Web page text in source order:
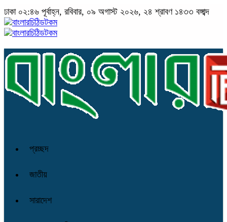
ঢাকা ০২:৪৬ পূর্বাহ্ন, রবিবার, ০৯ অগাস্ট ২০২৬, ২৪ শ্রাবণ ১৪৩৩ বঙ্গাব্দ
প্রচ্ছদ
জাতীয়
সারাদেশ